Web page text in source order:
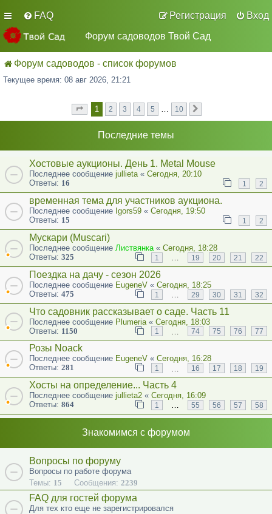
FAQ Вход
Регистрация
Форум садоводов Твой Сад
Форум садоводов - список форумов
Текущее время: 08 авг 2026, 21:21
Страница 1из 10
1 2 3 4 5 … 10
Последние темы
Хостовые аукционы. День 1. Metal Mouse
Последнее сообщение jullieta« Сегодня, 20:10
Ответы: 16 1 2
временная тема для участников аукциона.
Последнее сообщение Igors59 « Сегодня, 19:50
Ответы: 15 1 2
Мускари (Muscari)
Последнее сообщение Листвянка « Сегодня, 18:28
Ответы: 325 1 … 19 20 21 22
Поездка на дачу - сезон 2026
Последнее сообщение EugeneV « Сегодня, 18:25
Ответы: 475 1 29 30 31 32
Что садовник рассказывает о саде. Часть 11
Последнее сообщение Plumeria « Сегодня, 18:03
Ответы: 1150 1 74 75 76 77
Розы Noack
Последнее сообщение EugeneV « Сегодня, 16:28
Ответы: 281 1 16 17 18 19
Хосты на определение... Часть 4
Последнее сообщение jullieta2 « Сегодня, 16:09
Ответы: 864 1 … 55 56 57 58
Знакомимся с форумом
Вопросы по форуму
Вопросы по работе форума
Темы: 15 Сообщения: 2239
FAQ для гостей форума
Для тех кто еще не зарегистрировался